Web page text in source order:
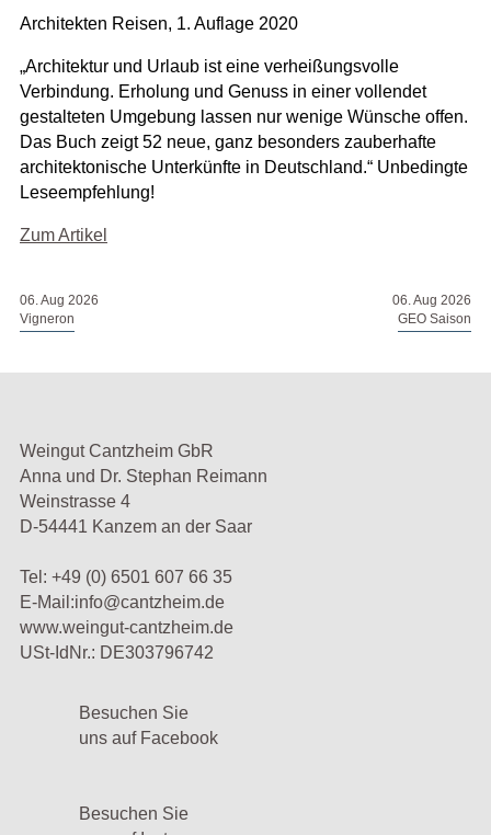
Architekten Reisen, 1. Auflage 2020
„Architektur und Urlaub ist eine verheißungsvolle
Verbindung. Erholung und Genuss in einer vollendet
gestalteten Umgebung lassen nur wenige Wünsche offen.
Das Buch zeigt 52 neue, ganz besonders zauberhafte
architektonische Unterkünfte in Deutschland.“ Unbedingte
Leseempfehlung!
Zum Artikel
06. Aug 2026
Vigneron
06. Aug 2026
GEO Saison
Weingut Cantzheim GbR
Anna und Dr. Stephan Reimann
Weinstrasse 4
D-54441 Kanzem an der Saar
Tel: +49 (0) 6501 607 66 35
E-Mail:info@cantzheim.de
www.weingut-cantzheim.de
USt-IdNr.: DE303796742
Besuchen Sie
uns auf Facebook
Besuchen Sie